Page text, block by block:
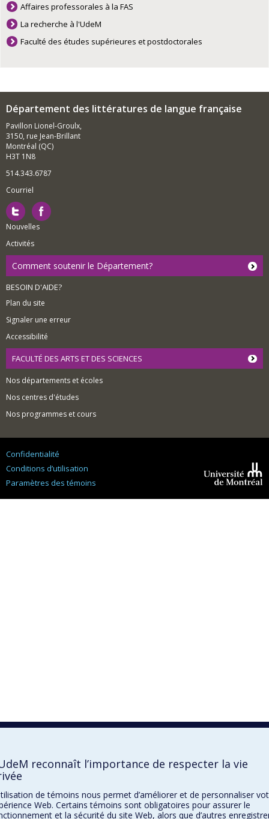
Affaires professorales à la FAS
La recherche à l'UdeM
Faculté des études supérieures et postdoctorales
Département des littératures de langue française
Pavillon Lionel-Groulx,
3150, rue Jean-Brillant
Montréal (QC)
H3T 1N8
514.343.6787
Courriel
Nouvelles
Activités
Comment soutenir le Département?
BESOIN D'AIDE?
Plan du site
Signaler une erreur
Accessibilité
FACULTÉ DES ARTS ET DES SCIENCES
Nos départements et écoles
Nos centres d'études
Nos programmes et cours
Confidentialité
Conditions d’utilisation
Paramètres des témoins
Montréal
reconnaît l’importance de respecter la vie
de témoins nous permet d’améliorer et de personnaliser
Web. Certains témoins sont obligatoires pour assurer le
et la sécurité du site Web, alors que d’autres